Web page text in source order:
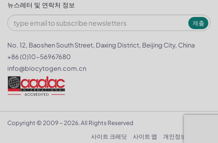
뉴스레터 및 연락처 정보
제출
No. 12, Baoshen South Street, Daxing District, Beijing City, China
+86 (0)10-56967680
info@biocytogen.com.cn
Copyright © 2009 ~ 2026. All Rights Reserved
사이트 크레딧
사이트 맵 개인정보 보호정책